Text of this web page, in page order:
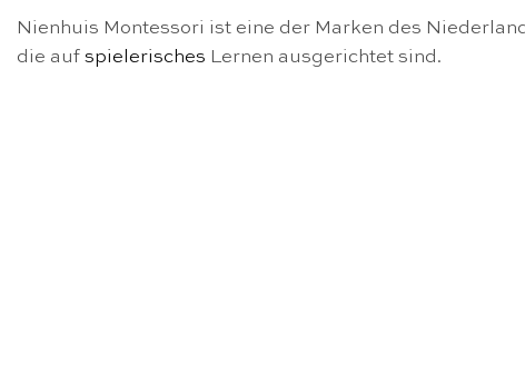
Nienhuis Montessori ist eine der Marken des
die auf spielerisches Lernen ausgerichtet sind.